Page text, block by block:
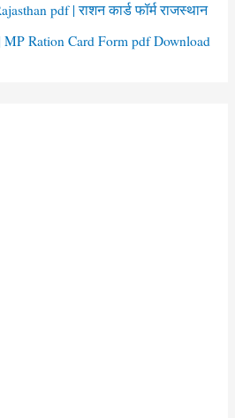
pdf | राशन कार्ड फॉर्म राजस्थान
| MP Ration Card Form pdf Download